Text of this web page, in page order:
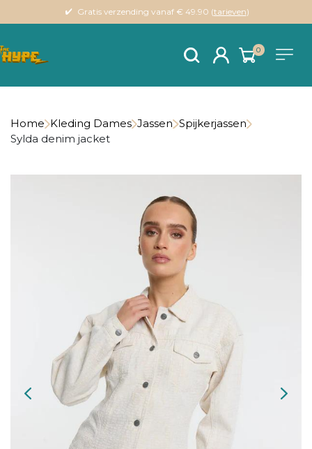
Gratis verzending vanaf € 49.90 (tarieven)
0
Home Kleding Dames Jassen Spijkerjassen
Sylda denim jacket